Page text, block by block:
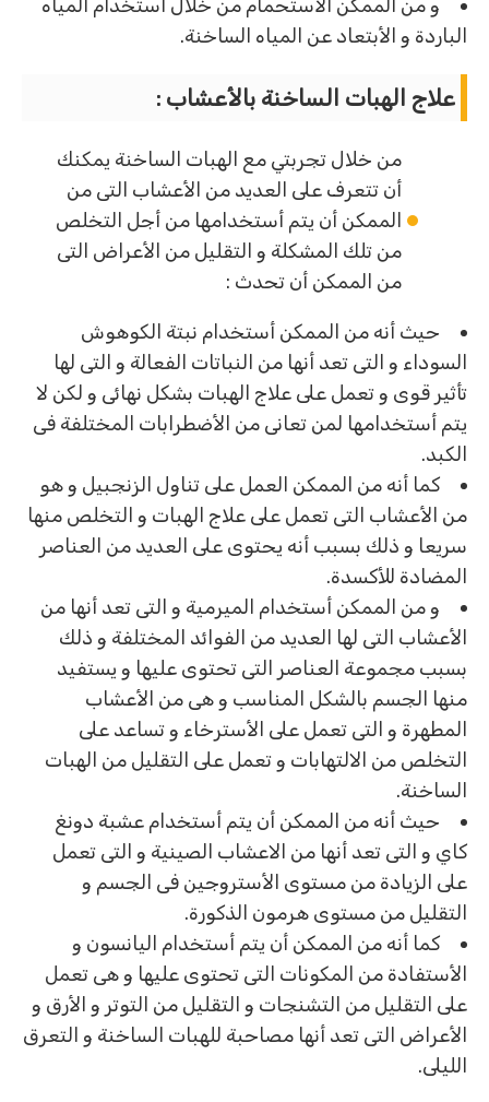
و من الممكن الأستحمام من خلال أستخدام المياه
الباردة و الأبتعاد عن المياه الساخنة.
علاج الهبات الساخنة بالأعشاب :
من خلال تجربتي مع الهبات الساخنة يمكنك
أن تتعرف على العديد من الأعشاب التى من
الممكن أن يتم أستخدامها من أجل التخلص
من تلك المشكلة و التقليل من الأعراض التى
من الممكن أن تحدث :
حيث أنه من الممكن أستخدام نبتة الكوهوش
السوداء و التى تعد أنها من النباتات الفعالة و التى لها
تأثير قوى و تعمل على علاج الهبات بشكل نهائى و لكن لا
يتم أستخدامها لمن تعانى من الأضطرابات المختلفة فى
الكبد.
كما أنه من الممكن العمل على تناول الزنجبيل و هو
من الأعشاب التى تعمل على علاج الهبات و التخلص منها
سريعا و ذلك بسبب أنه يحتوى على العديد من العناصر
المضادة للأكسدة.
و من الممكن أستخدام الميرمية و التى تعد أنها من
الأعشاب التى لها العديد من الفوائد المختلفة و ذلك
بسبب مجموعة العناصر التى تحتوى عليها و يستفيد
منها الجسم بالشكل المناسب و هى من الأعشاب
المطهرة و التى تعمل على الأسترخاء و تساعد على
التخلص من الالتهابات و تعمل على التقليل من الهبات
الساخنة.
حيث أنه من الممكن أن يتم أستخدام عشبة دونغ
كاي و التى تعد أنها من الاعشاب الصينية و التى تعمل
على الزيادة من مستوى الأستروجين فى الجسم و
التقليل من مستوى هرمون الذكورة.
كما أنه من الممكن أن يتم أستخدام اليانسون و
الأستفادة من المكونات التى تحتوى عليها و هى تعمل
على التقليل من التشنجات و التقليل من التوتر و الأرق و
الأعراض التى تعد أنها مصاحبة للهبات الساخنة و التعرق
الليلى.